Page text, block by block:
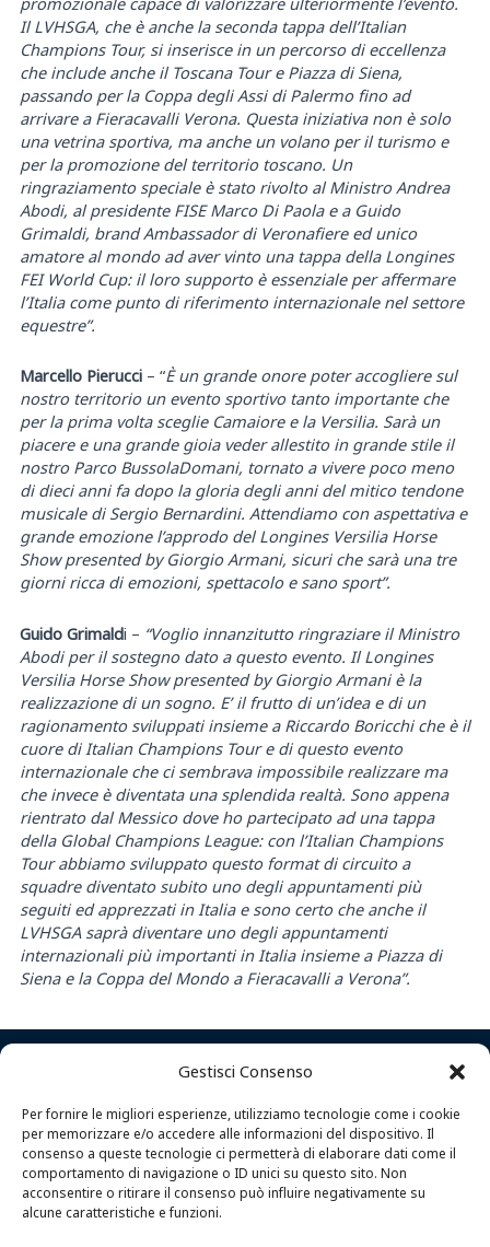
Gestisci Consenso
Per fornire le migliori esperienze, utilizziamo tecnologie come i cookie
per memorizzare e/o accedere alle informazioni del dispositivo. Il
consenso a queste tecnologie ci permetterà di elaborare dati come il
comportamento di navigazione o ID unici su questo sito. Non
acconsentire o ritirare il consenso può influire negativamente su
alcune caratteristiche e funzioni.
Il LVHSGA, che è anche la seconda tappa dell’Italian
Champions Tour, si inserisce in un percorso di eccellenza
che include anche il Toscana Tour e Piazza di Siena,
passando per la Coppa degli Assi di Palermo fino ad
arrivare a Fieracavalli Verona. Questa iniziativa non è solo
una vetrina sportiva, ma anche un volano per il turismo e
per la promozione del territorio toscano. Un
ringraziamento speciale è stato rivolto al Ministro Andrea
Abodi, al presidente FISE Marco Di Paola e a Guido
Grimaldi, brand Ambassador di Veronafiere ed unico
amatore al mondo ad aver vinto una tappa della Longines
FEI World Cup: il loro supporto è essenziale per affermare
l’Italia come punto di riferimento internazionale nel settore
equestre”.
Marcello Pierucci– “È un grande onore poter accogliere sul
nostro territorio un evento sportivo tanto importante che
per la prima volta sceglie Camaiore e la Versilia. Sarà un
piacere e una grande gioia veder allestito in grande stile il
nostro Parco BussolaDomani, tornato a vivere poco meno
di dieci anni fa dopo la gloria degli anni del mitico tendone
musicale di Sergio Bernardini. Attendiamo con aspettativa e
grande emozione l’approdo del Longines Versilia Horse
Show presented by Giorgio Armani, sicuri che sarà una tre
giorni ricca di emozioni, spettacolo e sano sport”.
Guido Grimaldi – “Voglio innanzitutto ringraziare il Ministro
Abodi per il sostegno dato a questo evento. Il Longines
Versilia Horse Show presented by Giorgio Armani è la
realizzazione di un sogno. E’ il frutto di un’idea e di un
ragionamento sviluppati insieme a Riccardo Boricchi che è il
cuore di Italian Champions Tour e di questo evento
internazionale che ci sembrava impossibile realizzare ma
che invece è diventata una splendida realtà. Sono appena
rientrato dal Messico dove ho partecipato ad una tappa
della Global Champions League: con l’Italian Champions
Tour abbiamo sviluppato questo format di circuito a
squadre diventato subito uno degli appuntamenti più
seguiti ed apprezzati in Italia e sono certo che anche il
LVHSGA saprà diventare uno degli appuntamenti
internazionali più importanti in Italia insieme a Piazza di
Siena e la Coppa del Mondo a Fieracavalli a Verona”.